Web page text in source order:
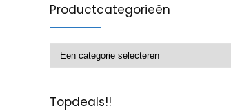
Productcategorieën
Topdeals!!